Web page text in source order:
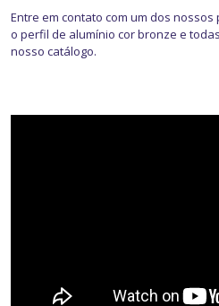
Entre em contato com um dos
o perfil de alumínio cor bronze e
nosso catálogo.